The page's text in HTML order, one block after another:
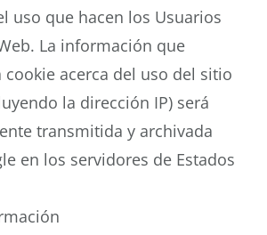
uso que hacen los Usuarios
La información que
cookie acerca del uso del sitio
la dirección IP) será
transmitida y archivada
en los servidores de Estados